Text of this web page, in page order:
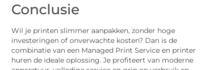
Conclusie
Wil je printen slimmer aanpakken, zonder hoge
investeringen of onverwachte kosten? Dan is de
combinatie van een Managed Print Service en printer
huren de ideale oplossing. Je profiteert van moderne